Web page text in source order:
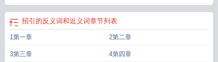
顺招引的反义词是什么词招引的反义词是什么词语招引的近义词招引惊折讲
的什么招引意思招引的意思是什么招引他船注意的信号应避免使用下列哪种灯
光招引的近义词是什么词语招引反义词是什么词语招引猫咪的声音招引怎么
读热闹招商引资最新招商办法 招引是动作的词语吗
造防御工事
十万人才大招引
招引的反义词和近义词章节列表
1第一章 2第二章
3第三章 4第四章